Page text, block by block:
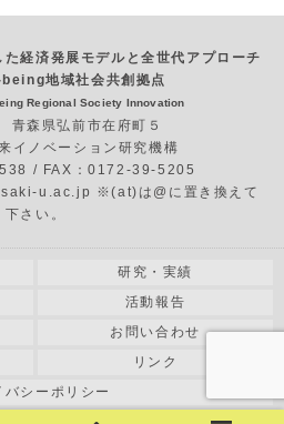
た経済発展モデルと全世代アプローチ
地域社会共創拠点
Regional Society Innovation
森県弘前市在府町５
イノベーション研究機構
/ FAX：0172-39-5205
u.ac.jp ※(at)は@に置き換えて
下さい。
研究・実績
活動報告
お問い合わせ
リンク
バシーポリシー